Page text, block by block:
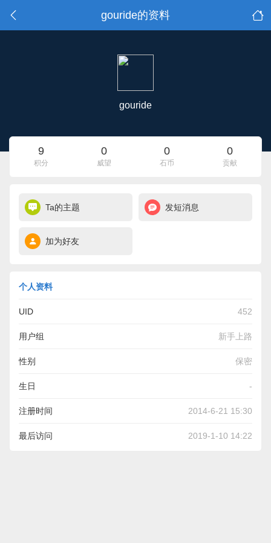
gouride的资料
gouride
9
积分
0
威望
0
石币
0
贡献
Ta的主题 发短消息
加为好友
个人资料
UID 452
用户组 新手上路
性别 保密
生日 -
注册时间 2014-6-21 15:30
最后访问 2019-1-10 14:22